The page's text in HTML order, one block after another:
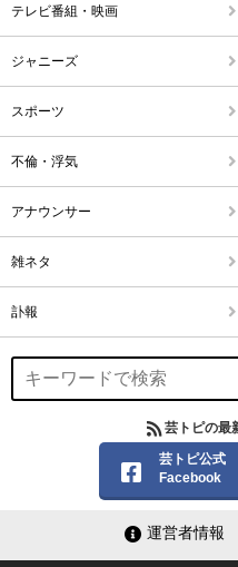
テレビ番組・映画
ジャニーズ
スポーツ
不倫・浮気
アナウンサー
雑ネタ
訃報
芸トピの最
芸トピ公式
Facebook
運営者情報